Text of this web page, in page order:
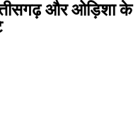
और ओड़िशा के